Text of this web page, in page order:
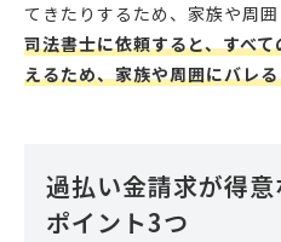
てきたりするため、家族や周
司法書士に依頼すると、すべ
えるため、家族や周囲にバレ
過払い金請求が得
ポイント3つ